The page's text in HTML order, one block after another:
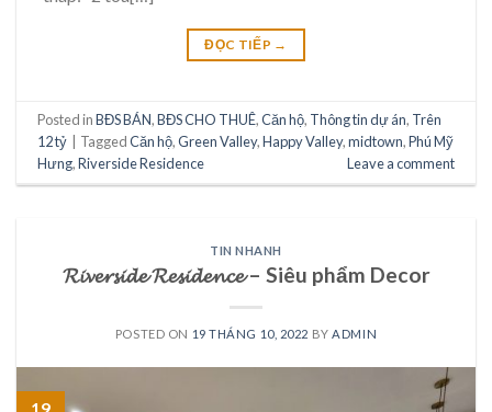
ĐỌC TIẾP →
Posted inBĐS BÁN,BĐS CHO THUÊ,Căn hộ, Thông tin dự án, Trên
12 tỷ
TaggedCăn hộ,Green Valley,Happy Valley,midtown,Phú Mỹ
Hưng,Riverside Residence Leave a comment
TIN NHANH
𝓡𝓲𝓿𝓮𝓻𝓼𝓲𝓭𝓮 𝓡𝓮𝓼𝓲𝓭𝓮𝓷𝓬𝓮 – Siêu phẩm Decor
POSTED ON 19 THÁNG 10, 2022 BYADMIN